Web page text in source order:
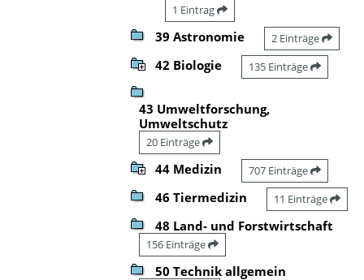
1 Eintrag
39 Astronomie 2 Einträge
42 Biologie 135 Einträge
43 Umweltforschung,
Umweltschutz
20 Einträge
44 Medizin 707 Einträge
46 Tiermedizin 11 Einträge
48 Land- und Forstwirtschaft
156 Einträge
50 Technik allgemein